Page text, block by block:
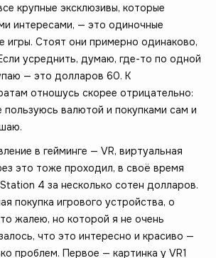
крупные эксклюзивы, которые
интересами, — это одиночные
игры. Стоят они примерно одинаково,
усреднить, думаю, где-то по одной
— это долларов 60. К
отношусь скорее отрицательно:
пользуюсь валютой и покупками сам и
в гейминге — VR, виртуальная
это тоже проходил, в своё время
4 за несколько сотен долларов.
покупка игрового устройства, о
жалею, но которой я не очень
что это интересно и красиво —
проблем. Первое — картинка у VR1